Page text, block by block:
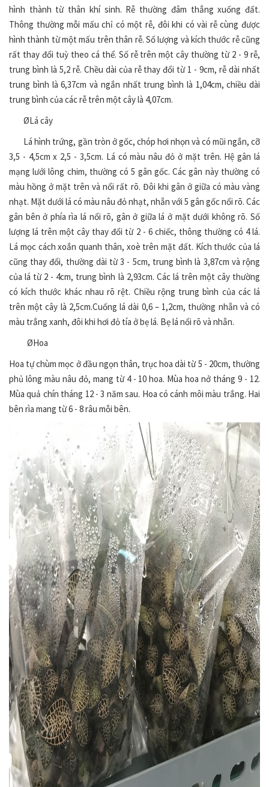
hình thành từ thân khí sinh. Rễ thường đâm thẳng xuống đất.
Thông thường mỗi mấu chỉ có một rễ, đôi khi có vài rễ cùng được
hình thành từ một mấu trên thân rễ. Số lượng và kích thước rễ cũng
rất thay đổi tuỳ theo cá thể. Số rễ trên một cây thường từ 2 - 9 rễ,
trung bình là 5,2 rễ. Chều dài của rễ thay đổi từ 1 - 9cm, rễ dài nhất
trung bình là 6,37cm và ngắn nhất trung bình là 1,04cm, chiều dài
trung bình của các rễ trên một cây là 4,07cm.
ØLá cây
Lá hình trứng, gần tròn ở gốc, chóp hơi nhọn và có mũi ngắn, cỡ
3,5 - 4,5cm x 2,5 - 3,5cm. Lá có màu nâu đỏ ở mặt trên. Hệ gân lá
mạng lưới lông chim, thường có 5 gân gốc. Các gân này thường có
màu hồng ở mặt trên và nổi rất rõ. Đôi khi gân ở giữa có màu vàng
nhạt. Mặt dưới lá có màu nâu đỏ nhạt, nhẵn với 5 gân gốc nổi rõ. Các
gân bên ở phía rìa lá nổi rõ, gân ở giữa lá ở mặt dưới không rõ. Số
lượng lá trên một cây thay đổi từ 2 - 6 chiếc, thông thường có 4 lá.
Lá mọc cách xoắn quanh thân, xoè trên mặt đất. Kích thước của lá
cũng thay đổi, thường dài từ 3 - 5cm, trung bình là 3,87cm và rộng
của lá từ 2 - 4cm, trung bình là 2,93cm. Các lá trên một cây thường
có kích thước khác nhau rõ rệt. Chiều rộng trung bình của các lá
trên một cây là 2,5cm.Cuống lá dài 0,6 – 1,2cm, thường nhẵn và có
màu trắng xanh, đôi khi hơi đỏ tía ở bẹ lá. Bẹ lá nổi rõ và nhẵn.
ØHoa
Hoa tự chùm mọc ở đầu ngọn thân, trục hoa dài từ 5 - 20cm, thường
phủ lông màu nâu đỏ, mang từ 4 - 10 hoa. Mùa hoa nở tháng 9 - 12.
Mùa quả chín tháng 12 - 3 năm sau. Hoa có cánh môi màu trắng. Hai
bên rìa mang từ 6 - 8 râu mỗi bên.